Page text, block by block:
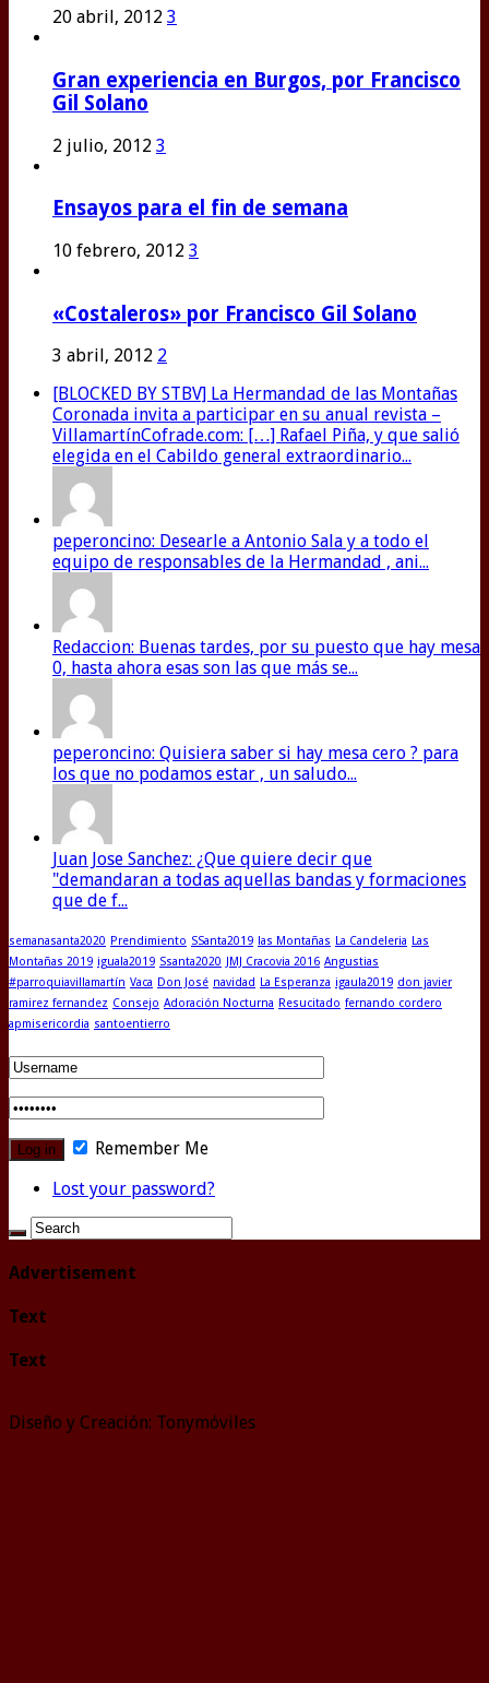
20 abril, 2012 3
Gran experiencia en Burgos, por Francisco
Gil Solano
2 julio, 2012 3
Ensayos para el fin de semana
10 febrero, 2012 3
«Costaleros» por Francisco Gil Solano
3 abril, 2012 2
[BLOCKED BY STBV] La Hermandad de las Montañas
Coronada invita a participar en su anual revista –
VillamartínCofrade.com: […] Rafael Piña, y que salió
elegida en el Cabildo general extraordinario...
peperoncino: Desearle a Antonio Sala y a todo el
equipo de responsables de la Hermandad , ani...
Redaccion: Buenas tardes, por su puesto que hay mesa
0, hasta ahora esas son las que más se...
peperoncino: Quisiera saber si hay mesa cero ? para
los que no podamos estar , un saludo...
Juan Jose Sanchez: ¿Que quiere decir que
"demandaran a todas aquellas bandas y formaciones
que de f...
semanasanta2020 Prendimiento SSanta2019 las Montañas La Candeleria Las
Montañas 2019 iguala2019 Ssanta2020 JMJ Cracovia 2016 Angustias
#parroquiavillamartín Vaca Don José navidad La Esperanza igaula2019 don javier
ramirez fernandez Consejo Adoración Nocturna Resucitado fernando cordero
apmisericordia santoentierro
Remember Me
Lost your password?
Advertisement
Text
Text
Diseño y Creación: Tonymóviles